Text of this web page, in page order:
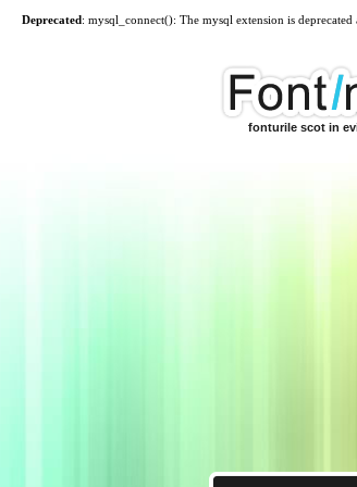
Deprecated: mysql_connect(): The mysql extension is
fonturile scot in